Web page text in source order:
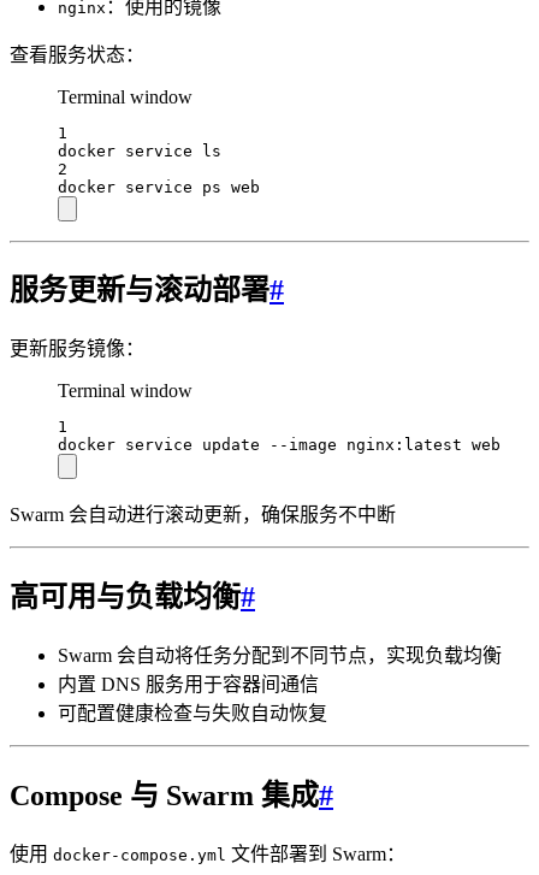
nginx ：使用的镜像
查看服务状态：
Terminal window
1
docker service
ls
2
docker service ps web
服务更新与滚动部署#
更新服务镜像：
Terminal window
1
docker service update --image nginx:latest web
Swarm 会自动进行滚动更新，确保服务不中断
高可用与负载均衡#
Swarm 会自动将任务分配到不同节点，实现负载均衡
内置 DNS 服务用于容器间通信
可配置健康检查与失败自动恢复
Compose 与 Swarm 集成#
使用 docker-compose.yml 文件部署到 Swarm：